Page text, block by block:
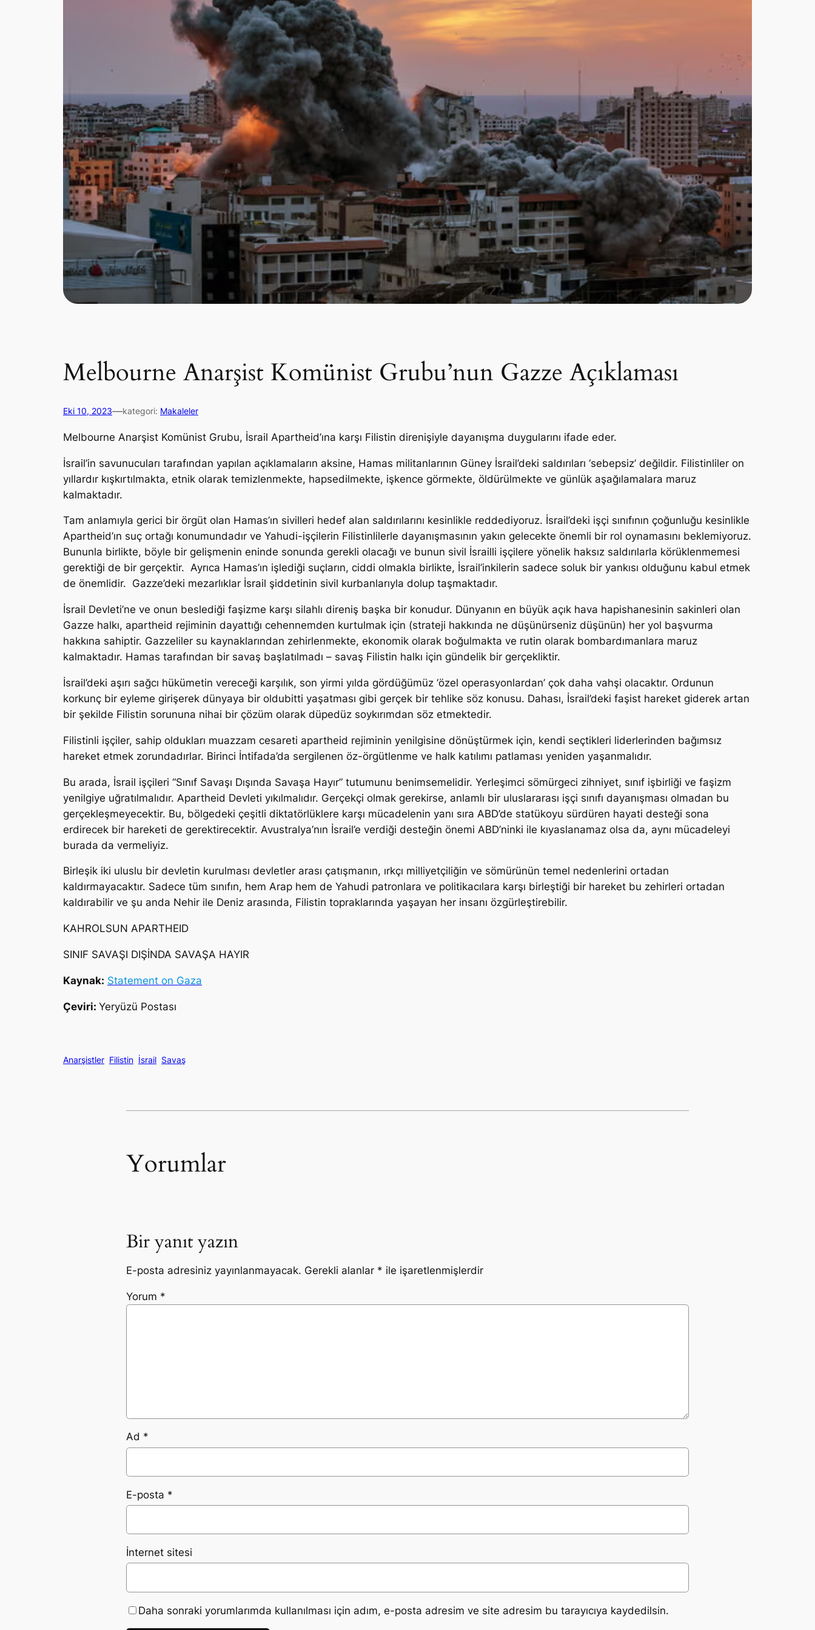
Melbourne Anarşist Komünist Grubu’nun Gazze Açıklaması
Eki 10, 2023—kategori: Makaleler
Melbourne Anarşist Komünist Grubu, İsrail Apartheid’ına karşı Filistin direnişiyle dayanışma duygularını ifade eder.
İsrail’in savunucuları tarafından yapılan açıklamaların aksine, Hamas militanlarının Güney İsrail’deki saldırıları ‘sebepsiz’ değildir. Filistinliler on
yıllardır kışkırtılmakta, etnik olarak temizlenmekte, hapsedilmekte, işkence görmekte, öldürülmekte ve günlük aşağılamalara maruz
kalmaktadır.
Tam anlamıyla gerici bir örgüt olan Hamas’ın sivilleri hedef alan saldırılarını kesinlikle reddediyoruz. İsrail’deki işçi sınıfının çoğunluğu kesinlikle
Apartheid’ın suç ortağı konumundadır ve Yahudi-işçilerin Filistinlilerle dayanışmasının yakın gelecekte önemli bir rol oynamasını beklemiyoruz.
Bununla birlikte, böyle bir gelişmenin eninde sonunda gerekli olacağı ve bunun sivil İsrailli işçilere yönelik haksız saldırılarla körüklenmemesi
gerektiği de bir gerçektir. Ayrıca Hamas’ın işlediği suçların, ciddi olmakla birlikte, İsrail’inkilerin sadece soluk bir yankısı olduğunu kabul etmek
de önemlidir. Gazze’deki mezarlıklar İsrail şiddetinin sivil kurbanlarıyla dolup taşmaktadır.
İsrail Devleti’ne ve onun beslediği faşizme karşı silahlı direniş başka bir konudur. Dünyanın en büyük açık hava hapishanesinin sakinleri olan
Gazze halkı, apartheid rejiminin dayattığı cehennemden kurtulmak için (strateji hakkında ne düşünürseniz düşünün) her yol başvurma
hakkına sahiptir. Gazzeliler su kaynaklarından zehirlenmekte, ekonomik olarak boğulmakta ve rutin olarak bombardımanlara maruz
kalmaktadır. Hamas tarafından bir savaş başlatılmadı – savaş Filistin halkı için gündelik bir gerçekliktir.
İsrail’deki aşırı sağcı hükümetin vereceği karşılık, son yirmi yılda gördüğümüz ‘özel operasyonlardan’ çok daha vahşi olacaktır. Ordunun
korkunç bir eyleme girişerek dünyaya bir oldubitti yaşatması gibi gerçek bir tehlike söz konusu. Dahası, İsrail’deki faşist hareket giderek artan
bir şekilde Filistin sorununa nihai bir çözüm olarak düpedüz soykırımdan söz etmektedir.
Filistinli işçiler, sahip oldukları muazzam cesareti apartheid rejiminin yenilgisine dönüştürmek için, kendi seçtikleri liderlerinden bağımsız
hareket etmek zorundadırlar. Birinci İntifada’da sergilenen öz-örgütlenme ve halk katılımı patlaması yeniden yaşanmalıdır.
Bu arada, İsrail işçileri “Sınıf Savaşı Dışında Savaşa Hayır” tutumunu benimsemelidir. Yerleşimci sömürgeci zihniyet, sınıf işbirliği ve faşizm
yenilgiye uğratılmalıdır. Apartheid Devleti yıkılmalıdır. Gerçekçi olmak gerekirse, anlamlı bir uluslararası işçi sınıfı dayanışması olmadan bu
gerçekleşmeyecektir. Bu, bölgedeki çeşitli diktatörlüklere karşı mücadelenin yanı sıra ABD’de statükoyu sürdüren hayati desteği sona
erdirecek bir hareketi de gerektirecektir. Avustralya’nın İsrail’e verdiği desteğin önemi ABD’ninki ile kıyaslanamaz olsa da, aynı mücadeleyi
burada da vermeliyiz.
Birleşik iki uluslu bir devletin kurulması devletler arası çatışmanın, ırkçı milliyetçiliğin ve sömürünün temel nedenlerini ortadan
kaldırmayacaktır. Sadece tüm sınıfın, hem Arap hem de Yahudi patronlara ve politikacılara karşı birleştiği bir hareket bu zehirleri ortadan
kaldırabilir ve şu anda Nehir ile Deniz arasında, Filistin topraklarında yaşayan her insanı özgürleştirebilir.
KAHROLSUN APARTHEID
SINIF SAVAŞI DIŞİNDA SAVAŞA HAYIR
Kaynak: Statement on Gaza
Çeviri: Yeryüzü Postası
Anarşistler Filistin İsrail Savaş
Yorumlar
Bir yanıt yazın
E-posta adresiniz yayınlanmayacak. Gerekli alanlar * ile işaretlenmişlerdir
Yorum *
Ad *
E-posta *
İnternet sitesi
Daha sonraki yorumlarımda kullanılması için adım, e-posta adresim ve site adresim bu tarayıcıya kaydedilsin.